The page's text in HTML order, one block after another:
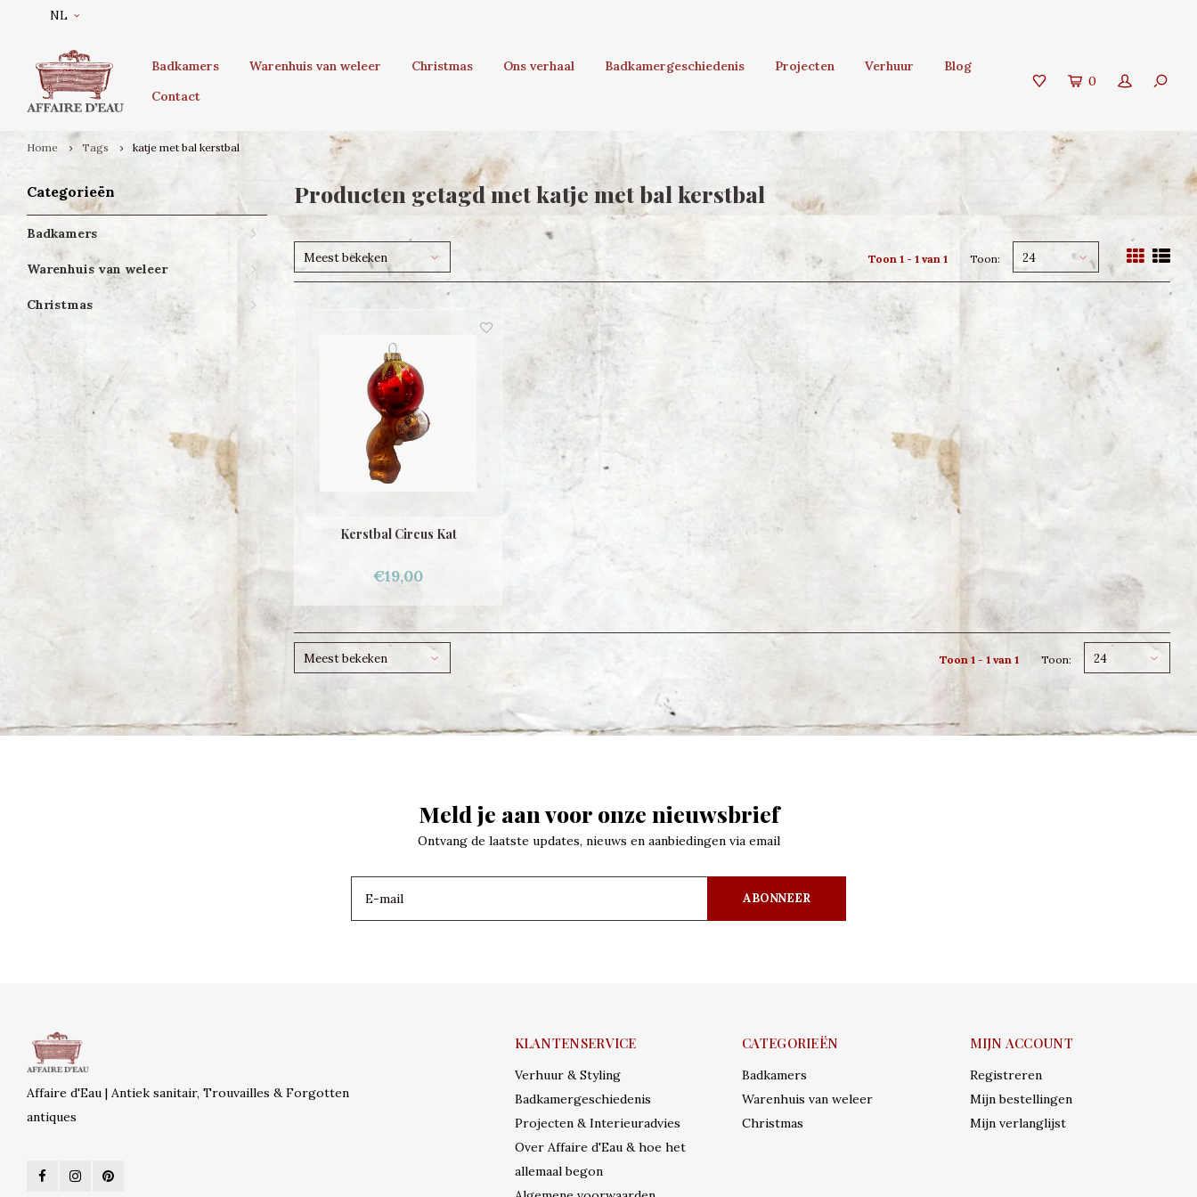
NL
Badkamers Warenhuis van weleer Christmas Ons verhaal Badkamergeschiedenis Projecten Verhuur
Blog
Contact
0
Home Tags katje met bal kerstbal
Categorieën
Badkamers
Warenhuis van weleer
Christmas
Producten getagd met katje met bal kerstbal
Meest bekeken Toon 1 - 1 van 1 Toon: 24
Kerstbal Circus Kat
€19,00
Meest bekeken Toon 1 - 1 van 1 Toon: 24
Meld je aan voor onze nieuwsbrief
Ontvang de laatste updates, nieuws en aanbiedingen via email
ABONNEER
Affaire d'Eau | Antiek sanitair, Trouvailles & Forgotten
antiques
KLANTENSERVICE
Verhuur & Styling
Badkamergeschiedenis
Projecten & Interieuradvies
Over Affaire d'Eau & hoe het
allemaal begon
CATEGORIEËN
Badkamers
Warenhuis van weleer
Christmas
MIJN ACCOUNT
Registreren
Mijn bestellingen
Mijn verlanglijst